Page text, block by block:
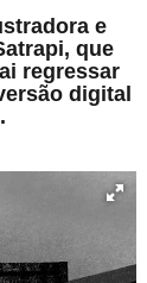
e
que
regressar
digital